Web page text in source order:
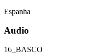
Espanha
Audio
16_BASCO